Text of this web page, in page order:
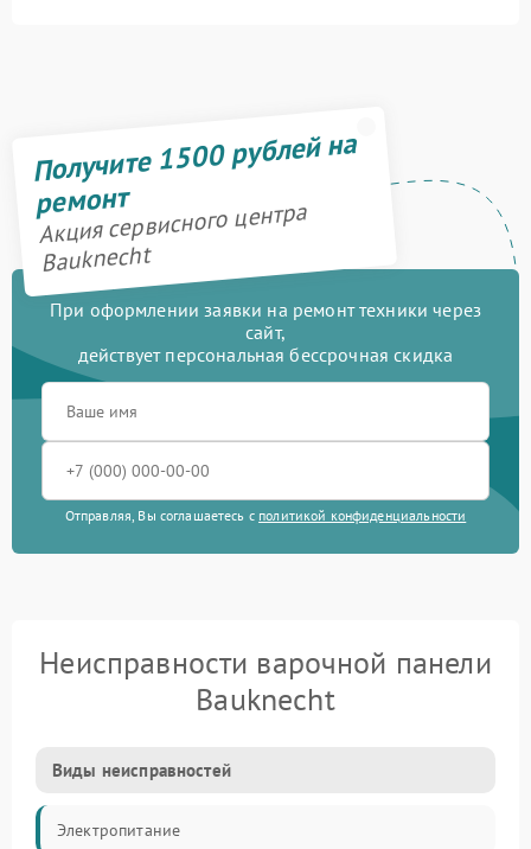
Получите 1500 рублей на
ремонт
Акция сервисного центра
Bauknecht
При оформлении заявки на ремонт техники через
сайт,
действует персональная бессрочная скидка
Отправляя, Вы соглашаетесь с политикой конфиденциальности
Неисправности варочной панели
Bauknecht
Виды неисправностей
Электропитание